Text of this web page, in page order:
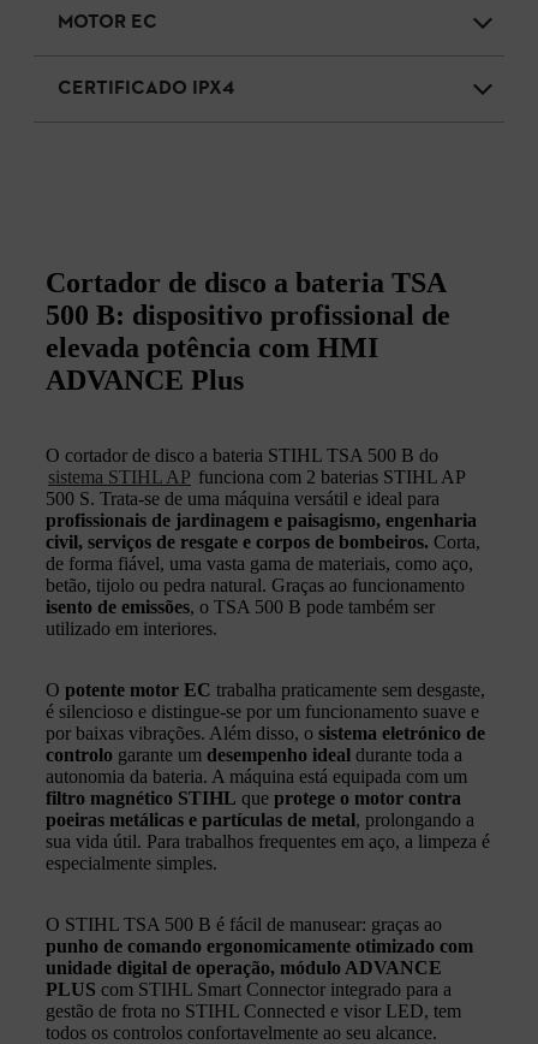
MOTOR EC
CERTIFICADO IPX4
Cortador de disco a bateria TSA
500 B: dispositivo profissional de
elevada potência com HMI
ADVANCE Plus
O cortador de disco a bateria STIHL TSA 500 B do
sistema STIHL AP funciona com 2 baterias STIHL AP
500 S. Trata‑se de uma máquina versátil e ideal para
profissionais de jardinagem e paisagismo, engenharia
civil, serviços de resgate e corpos de bombeiros. Corta,
de forma fiável, uma vasta gama de materiais, como aço,
betão, tijolo ou pedra natural. Graças ao funcionamento
isento de emissões, o TSA 500 B pode também ser
utilizado em interiores.
O potente motor EC trabalha praticamente sem desgaste,
é silencioso e distingue‑se por um funcionamento suave e
por baixas vibrações. Além disso, o sistema eletrónico de
controlo garante um desempenho ideal durante toda a
autonomia da bateria. A máquina está equipada com um
filtro magnético STIHL que protege o motor contra
poeiras metálicas e partículas de metal, prolongando a
sua vida útil. Para trabalhos frequentes em aço, a limpeza é
especialmente simples.
O STIHL TSA 500 B é fácil de manusear: graças ao
punho de comando ergonomicamente otimizado com
unidade digital de operação, módulo ADVANCE
PLUS com STIHL Smart Connector integrado para a
gestão de frota no STIHL Connected e visor LED, tem
todos os controlos confortavelmente ao seu alcance.